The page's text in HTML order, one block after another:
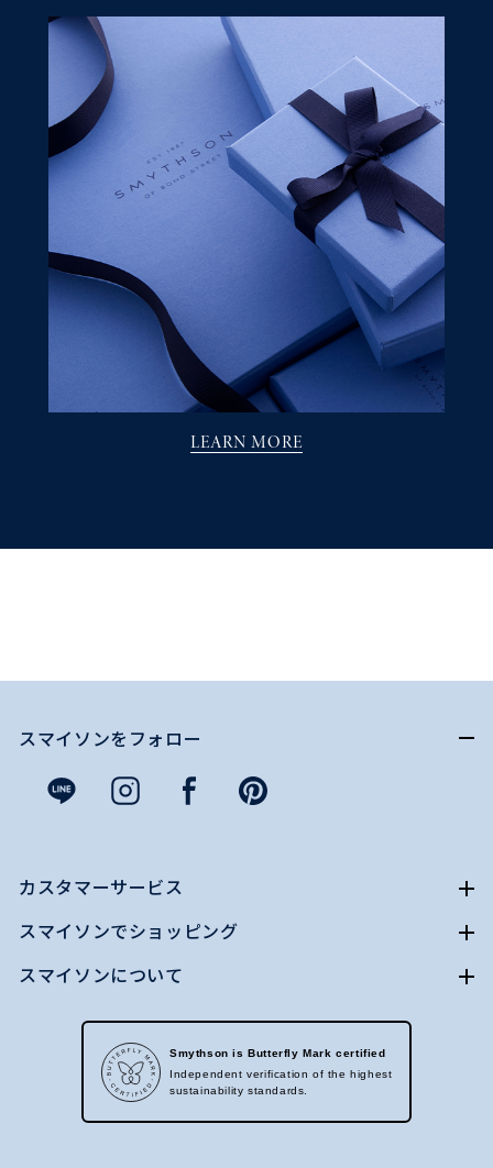
LEARN MORE
スマイソンをフォロー
カスタマーサービス
スマイソンでショッピング
スマイソンについて
Smythson is Butterfly Mark certified
Independent verification of the highest
sustainability standards.